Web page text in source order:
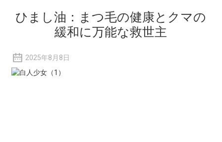
ひまし油：まつ毛の健康とクマの
緩和に万能な救世主
2025年8月8日